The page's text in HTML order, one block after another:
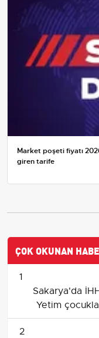
Market poşeti fiyatı
giren tarife
ÇOK OKUNAN
1
Sakarya'da
Yetim
2